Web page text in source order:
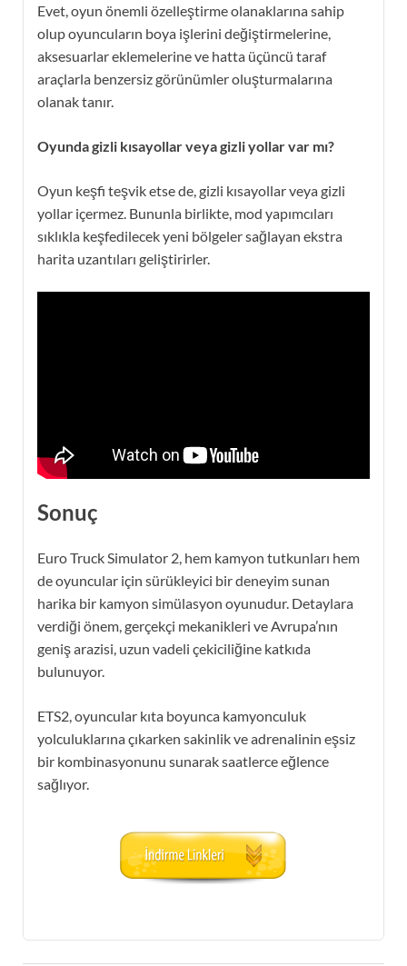
Evet, oyun önemli özelleştirme olanaklarına sahip
olup oyuncuların boya işlerini değiştirmelerine,
aksesuarlar eklemelerine ve hatta üçüncü taraf
araçlarla benzersiz görünümler oluşturmalarına
olanak tanır.
Oyunda gizli kısayollar veya gizli yollar var mı?
Oyun keşfi teşvik etse de, gizli kısayollar veya gizli
yollar içermez. Bununla birlikte, mod yapımcıları
sıklıkla keşfedilecek yeni bölgeler sağlayan ekstra
harita uzantıları geliştirirler.
Sonuç
Euro Truck Simulator 2, hem kamyon tutkunları hem
de oyuncular için sürükleyici bir deneyim sunan
harika bir kamyon simülasyon oyunudur. Detaylara
verdiği önem, gerçekçi mekanikleri ve Avrupa’nın
geniş arazisi, uzun vadeli çekiciliğine katkıda
bulunuyor.
ETS2, oyuncular kıta boyunca kamyonculuk
yolculuklarına çıkarken sakinlik ve adrenalinin eşsiz
bir kombinasyonunu sunarak saatlerce eğlence
sağlıyor.